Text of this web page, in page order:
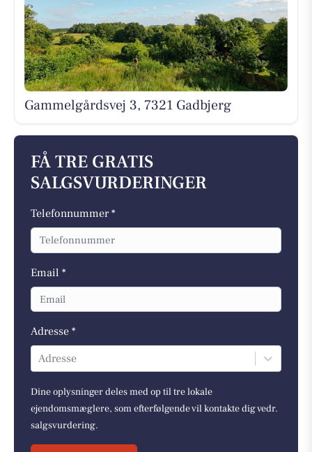
Gammelgårdsvej 3, 7321 Gadbjerg
FÅ TRE GRATIS
SALGSVURDERINGER
Telefonnummer *
Email *
Adresse *
Adresse
Dine oplysninger deles med op til tre lokale
ejendomsmæglere, som efterfølgende vil kontakte dig vedr.
salgsvurdering.